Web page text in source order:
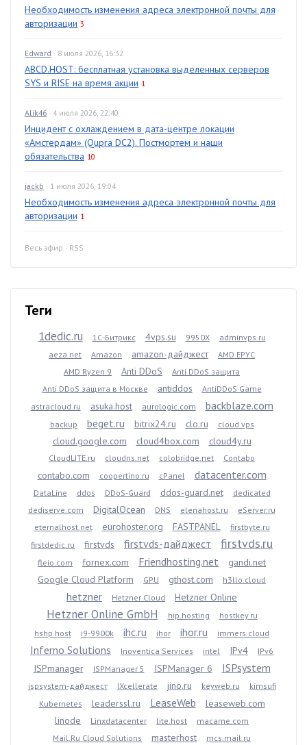
Необходимость изменения адреса электронной почты для
авторизации 3
Edward · 8 июля 2026, 16:32
ABCD.HOST: бесплатная установка выделенных серверов
SYS и RISE на время акции 1
Alik46 · 4 июля 2026, 22:40
Инцидент с охлаждением в дата-центре локации
«Амстердам» (Qupra DC2). Постмортем и наши
обязательства 10
jackb · 1 июля 2026, 19:04
Необходимость изменения адреса электронной почты для
авторизации 1
Весь эфир · RSS
Теги
1dedic.ru 1С-Битрикс 4vps.su 9950X
adminvps.ru
aeza.net
Amazon amazon-дайджест
AMD EPYC
AMD Ryzen 9
Anti DDoS
Anti DDoS защита
Anti DDoS защита в Москве
antiddos
AntiDDoS Game
astracloud.ru
asuka.host aurologic.com backblaze.com
backup beget.ru bitrix24.ru clo.ru cloud vps
cloud.google.com cloud4box.com cloud4y.ru
CloudLITE.ru cloudns.net colobridge.net Contabo
contabo.com coopertino.ru cPanel datacenter.com
DataLine ddos DDoS-Guard ddos-guard.net
dedicated
dediserve.com
DigitalOcean DNS elenahost.ru
eServer.ru
eternalhost.net
eurohoster.org FASTPANEL
firstbyte.ru
firstdedic.ru
firstvds firstvds-дайджест firstvds.ru
fleio.com fornex.com Friendhosting.net
gandi.net
Google Cloud Platform
GPU gthost.com h3llo.cloud
hetzner Hetzner Cloud Hetzner Online
Hetzner Online GmbH hip.hosting
hostkey.ru
hshp.host
i9-9900k ihc.ru ihor ihor.ru immers.cloud
Inferno Solutions Inoventica Services intel IPv4 IPv6
ISPmanager ISPManager 5 ISPManager 6 ISPsystem
ispsystem-дайджест IXcellerate jino.ru keyweb.ru
kimsufi
Kubernetes
leaderssl.ru LeaseWeb
leaseweb.com
linode
Linxdatacenter lite.host
macarne.com
Mail.Ru Cloud Solutions
masterhost mcs.mail.ru